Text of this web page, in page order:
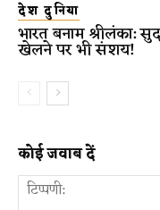
देश दुनिया
भारत बनाम श्रीलंका:
खेलने पर भी संशय!
कोई जवाब दें